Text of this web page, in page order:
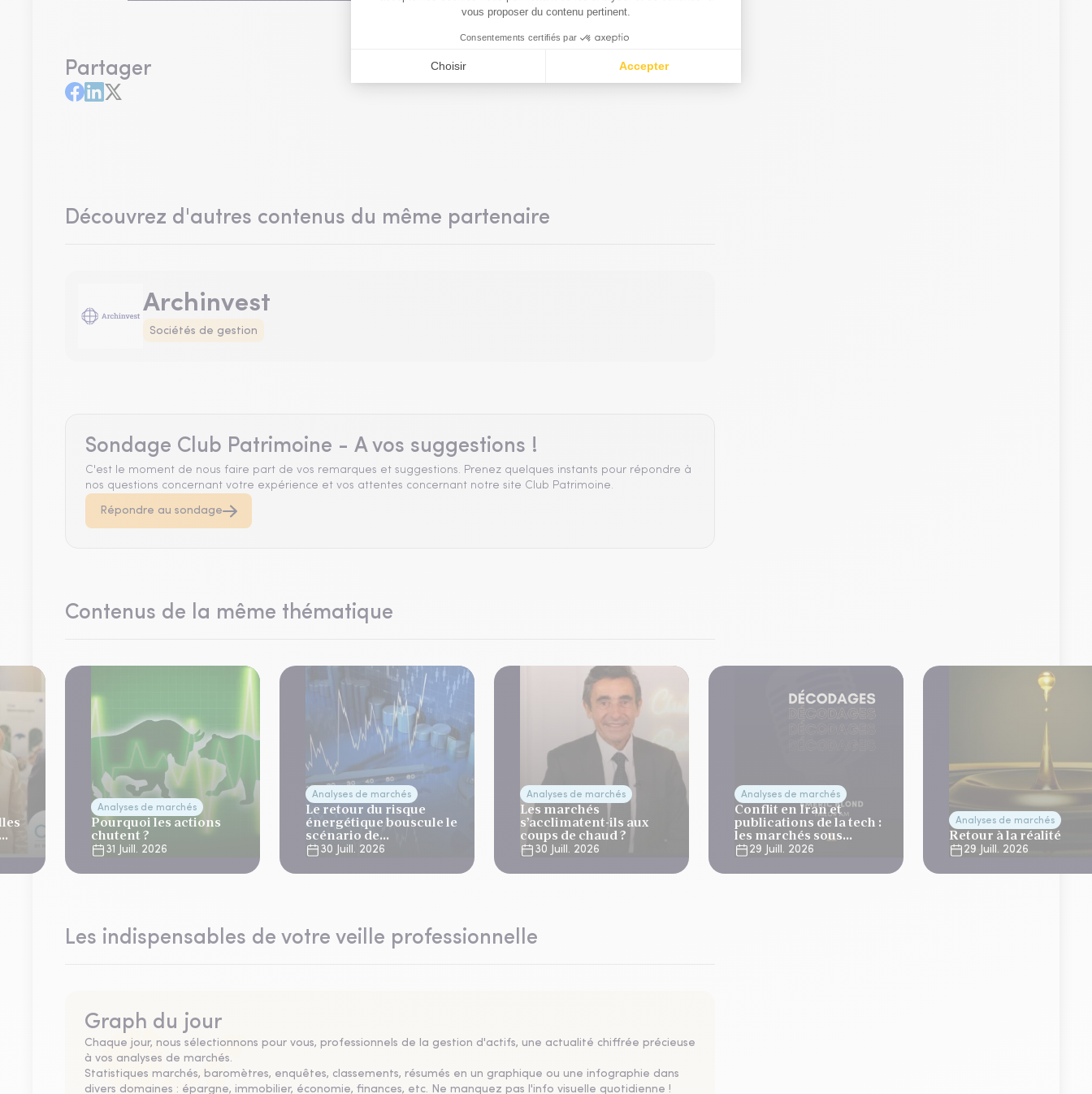
Partager
Découvrez d'autres contenus du même partenaire
Archinvest
Sociétés de gestion
Sondage Club Patrimoine - A vos suggestions !
C'est le moment de nous faire part de vos remarques et suggestions. Prenez quelques instants pour répondre à
nos questions concernant votre expérience et vos attentes concernant notre site Club Patrimoine.
Répondre au sondage
Contenus de la même thématique
Analyses de marchés
Pourquoi les actions
chutent ?
31 Juill. 2026
Analyses de marchés
Le retour du risque
énergétique bouscule le
scénario de
normalisation
30 Juill. 2026
Analyses de marchés
Les marchés
s’acclimatent-ils aux
coups de chaud ?
30 Juill. 2026
Analyses de marchés
Conflit en Iran et
publications de la tech :
les marchés sous
tension
29 Juill. 2026
Analyses de marchés
Retour à la réalité
29 Juill. 2026
Les indispensables de votre veille professionnelle
Graph du jour
Chaque jour, nous sélectionnons pour vous, professionnels de la gestion d'actifs, une actualité chiffrée précieuse
à vos analyses de marchés.
Statistiques marchés, baromètres, enquêtes, classements, résumés en un graphique ou une infographie dans
divers domaines : épargne, immobilier, économie, finances, etc. Ne manquez pas l'info visuelle quotidienne !